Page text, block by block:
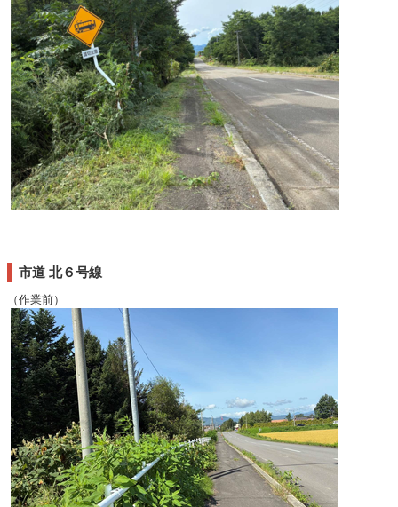
市道 北６号線
（作業前）